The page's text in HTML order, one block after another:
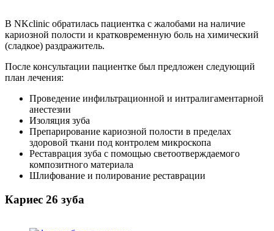
В NKclinic обратилась пациентка с жалобами на наличие
кариозной полости и кратковременную боль на химический
(сладкое) раздражитель.
После консультации пациентке был предложен следующий
план лечения:
Проведение инфильтрационной и интралигаментарной
анестезии
Изоляция зуба
Препарирование кариозной полости в пределах
здоровой ткани под контролем микроскопа
Реставрация зуба с помощью светоотверждаемого
композитного материала
Шлифование и полирование реставрации
Кариес 26 зуба